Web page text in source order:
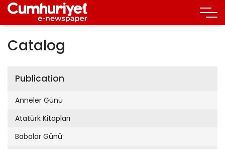
Catalog
Publication
Anneler Günü
Atatürk Kitapları
Babalar Günü